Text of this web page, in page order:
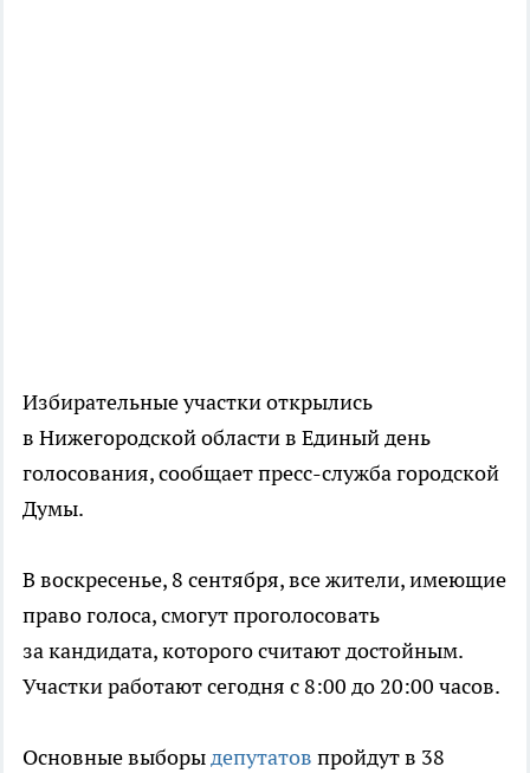
Избирательные участки открылись
в Нижегородской области в Единый день
голосования, сообщает пресс-служба городской
Думы.
В воскресенье, 8 сентября, все жители, имеющие
право голоса, смогут проголосовать
за кандидата, которого считают достойным.
Участки работают сегодня с 8:00 до 20:00 часов.
Основные выборыдепутатов пройдут в 38